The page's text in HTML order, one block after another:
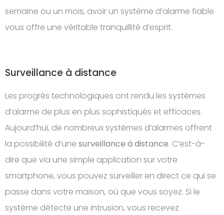
semaine ou un mois, avoir un système d’alarme fiable
vous offre une véritable tranquillité d’esprit.
Surveillance à distance
Les progrès technologiques ont rendu les systèmes
d’alarme de plus en plus sophistiqués et efficaces.
Aujourd’hui, de nombreux systèmes d’alarmes offrent
la possibilité d’une surveillance à distance. C’est-à-
dire que via une simple application sur votre
smartphone, vous pouvez surveiller en direct ce qui se
passe dans votre maison, où que vous soyez. Si le
système détecte une intrusion, vous recevez